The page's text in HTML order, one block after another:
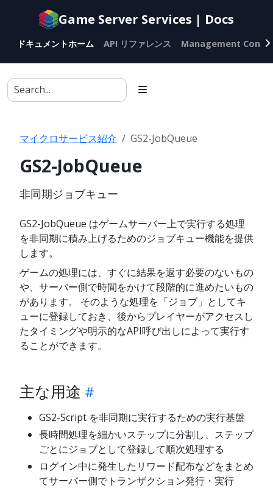
Documentation
agents
Game Server Services | Docs
ドキュメントホーム API リファレンス Management
マイクロサービス紹介 GS2-JobQueue
GS2-JobQueue
非同期ジョブキュー
GS2-JobQueue はゲームサーバー上で実行する処理
を非同期に積み上げるためのジョブキュー機能を提供
します。
ゲームの処理には、すぐに結果を返す必要のないもの
や、サーバー側で時間をかけて段階的に進めたいもの
があります。 そのような処理を「ジョブ」としてキ
ューに登録しておき、後からプレイヤーがアクセスし
たタイミングや明示的なAPI呼び出しによって実行す
ることができます。
主な用途
GS2-Script を非同期に実行するための実行基盤
長時間処理を細かいステップに分割し、ステップ
ごとにジョブとして登録して順次処理する
ログイン中に発生したリワード配布などをまとめ
てサーバー側でトランザクション発行・実行